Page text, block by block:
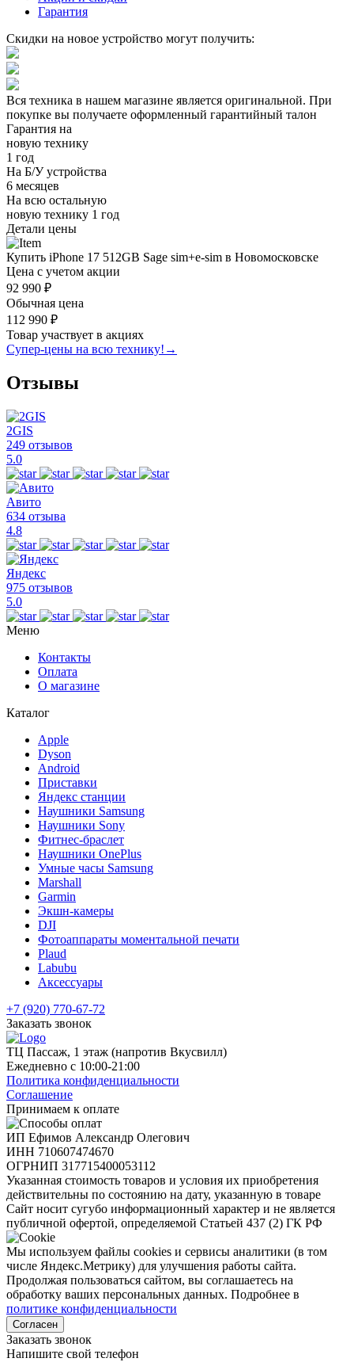
Гарантия
Скидки на новое устройство могут получить:
Вся техника в нашем магазине является оригинальной. При
покупке вы получаете оформленный гарантийный талон
Гарантия на
новую технику
1 год
На Б/У устройства
6 месяцев
На всю остальную
новую технику 1 год
Детали цены
Купить iPhone 17 512GB Sage sim+e-sim в Новомосковске
Цена с учетом акции
92 990 ₽
Обычная цена
112 990 ₽
Товар участвует в акциях
Супер-цены на всю технику! →
Отзывы
2GIS
249 отзывов
5.0
Авито
634 отзыва
4.8
Яндекс
975 отзывов
5.0
Меню
Контакты
Оплата
О магазине
Каталог
Apple
Dyson
Android
Приставки
Яндекс станции
Наушники Samsung
Наушники Sony
Фитнес-браслет
Наушники OnePlus
Умные часы Samsung
Marshall
Garmin
Экшн-камеры
DJI
Фотоаппараты моментальной печати
Plaud
Labubu
Аксессуары
+7 (920) 770-67-72
Заказать звонок
ТЦ Пассаж, 1 этаж (напротив Вкусвилл)
Ежедневно с 10:00-21:00
Политика конфиденциальности
Соглашение
Принимаем к оплате
ИП Ефимов Александр Олегович
ИНН 710607474670
ОГРНИП 317715400053112
Указанная стоимость товаров и условия их приобретения
действительны по состоянию на дату, указанную в товаре
Сайт носит сугубо информационный характер и не является
публичной офертой, определяемой Статьей 437 (2) ГК РФ
Мы используем файлы cookies и сервисы аналитики (в том
числе Яндекс.Метрику) для улучшения работы сайта.
Продолжая пользоваться сайтом, вы соглашаетесь на
обработку ваших персональных данных. Подробнее в
политике конфиденциальности
Согласен
Заказать звонок
Напишите свой телефон